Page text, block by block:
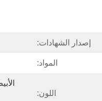
إصدار الشهادات:
المواد:
اللون: